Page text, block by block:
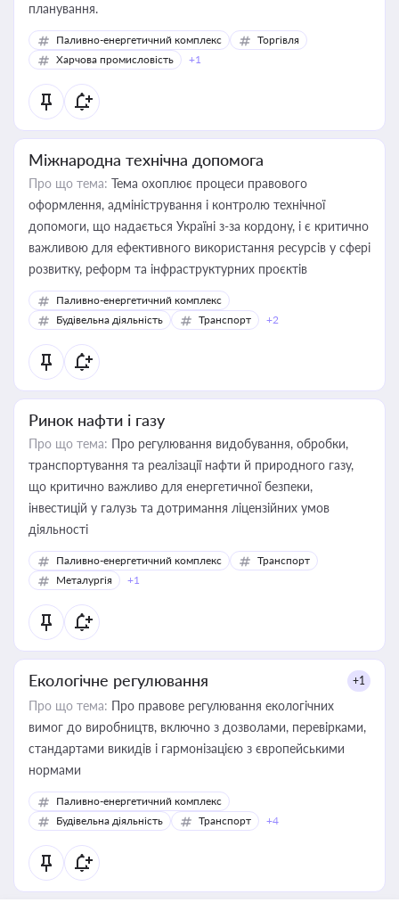
планування.
Паливно-енергетичний комплекс
Торгівля
Харчова промисловість
+1
Міжнародна технічна допомога
Про що тема: Тема охоплює процеси правового
оформлення, адміністрування і контролю технічної
допомоги, що надається Україні з-за кордону, і є критично
важливою для ефективного використання ресурсів у сфері
розвитку, реформ та інфраструктурних проєктів
Паливно-енергетичний комплекс
Будівельна діяльність
Транспорт +2
Ринок нафти і газу
Про що тема: Про регулювання видобування, обробки,
транспортування та реалізації нафти й природного газу,
що критично важливо для енергетичної безпеки,
інвестицій у галузь та дотримання ліцензійних умов
діяльності
Паливно-енергетичний комплекс
Транспорт
Металургія
+1
Екологічне регулювання +1
Про що тема: Про правове регулювання екологічних
вимог до виробництв, включно з дозволами, перевірками,
стандартами викидів і гармонізацією з європейськими
нормами
Паливно-енергетичний комплекс
Будівельна діяльність
Транспорт +4